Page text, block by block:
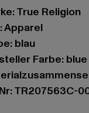
True Religion
Apparel
blau
Farbe: blue
TR207563C-